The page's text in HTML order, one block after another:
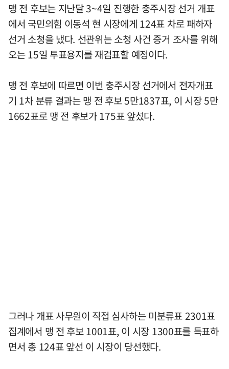
맹 전 후보는 지난달 3~4일 진행한 충주시장 선거 개표
에서 국민의힘 이동석 현 시장에게 124표 차로 패하자
선거 소청을 냈다. 선관위는 소청 사건 증거 조사를 위해
오는 15일 투표용지를 재검표할 예정이다.
맹 전 후보에 따르면 이번 충주시장 선거에서 전자개표
기 1차 분류 결과는 맹 전 후보 5만1837표, 이 시장 5만
1662표로 맹 전 후보가 175표 앞섰다.
그러나 개표 사무원이 직접 심사하는 미분류표 2301표
집계에서 맹 전 후보 1001표, 이 시장 1300표를 득표하
면서 총 124표 앞선 이 시장이 당선했다.